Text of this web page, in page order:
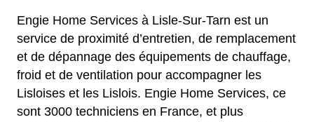
Engie Home Services à Lisle-Sur-Tarn est un
service de proximité d’entretien, de remplacement
et de dépannage des équipements de chauffage,
froid et de ventilation pour accompagner les
Lisloises et les Lislois. Engie Home Services, ce
sont 3000 techniciens en France, et plus